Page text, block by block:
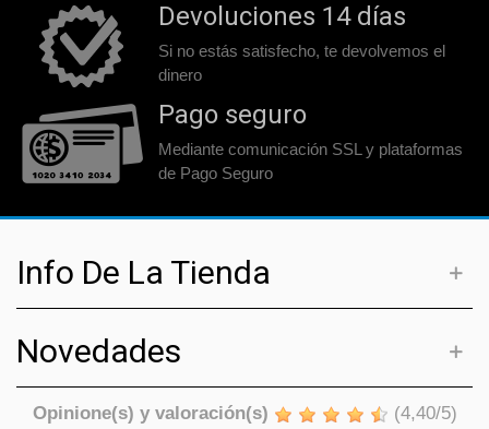
Devoluciones 14 días
Si no estás satisfecho, te devolvemos el
dinero
Pago seguro
Mediante comunicación SSL y plataformas
de Pago Seguro
Info De La Tienda
Novedades
Opinione(s) y valoración(s) (4,40/5)